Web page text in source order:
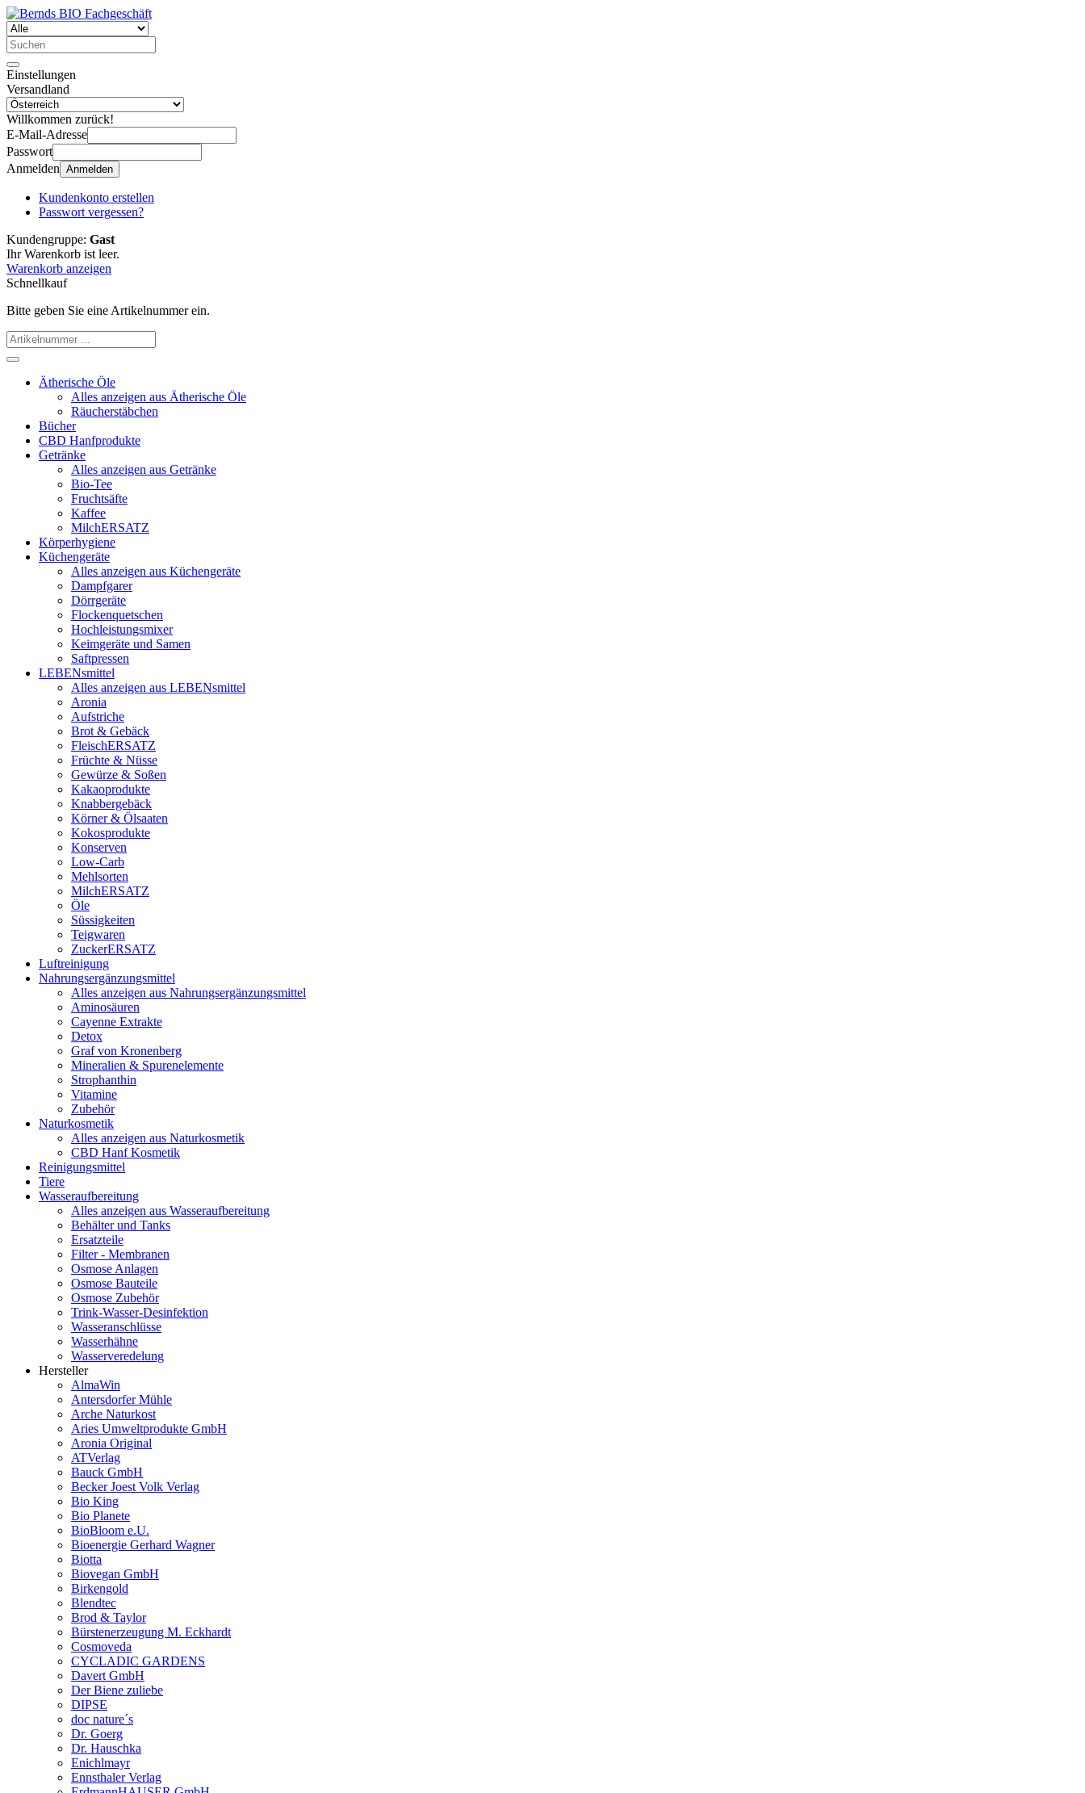
Einstellungen
Versandland
Willkommen zurück!
E-Mail-Adresse
Passwort
Anmelden Anmelden
Kundenkonto erstellen
Passwort vergessen?
Kundengruppe: Gast
Ihr Warenkorb ist leer.
Warenkorb anzeigen
Schnellkauf
Bitte geben Sie eine Artikelnummer ein.
Ätherische Öle
Alles anzeigen aus Ätherische Öle
Räucherstäbchen
Bücher
CBD Hanfprodukte
Getränke
Alles anzeigen aus Getränke
Bio-Tee
Fruchtsäfte
Kaffee
MilchERSATZ
Körperhygiene
Küchengeräte
Alles anzeigen aus Küchengeräte
Dampfgarer
Dörrgeräte
Flockenquetschen
Hochleistungsmixer
Keimgeräte und Samen
Saftpressen
LEBENsmittel
Alles anzeigen aus LEBENsmittel
Aronia
Aufstriche
Brot & Gebäck
FleischERSATZ
Früchte & Nüsse
Gewürze & Soßen
Kakaoprodukte
Knabbergebäck
Körner & Ölsaaten
Kokosprodukte
Konserven
Low-Carb
Mehlsorten
MilchERSATZ
Öle
Süssigkeiten
Teigwaren
ZuckerERSATZ
Luftreinigung
Nahrungsergänzungsmittel
Alles anzeigen aus Nahrungsergänzungsmittel
Aminosäuren
Cayenne Extrakte
Detox
Graf von Kronenberg
Mineralien & Spurenelemente
Strophanthin
Vitamine
Zubehör
Naturkosmetik
Alles anzeigen aus Naturkosmetik
CBD Hanf Kosmetik
Reinigungsmittel
Tiere
Wasseraufbereitung
Alles anzeigen aus Wasseraufbereitung
Behälter und Tanks
Ersatzteile
Filter - Membranen
Osmose Anlagen
Osmose Bauteile
Osmose Zubehör
Trink-Wasser-Desinfektion
Wasseranschlüsse
Wasserhähne
Wasserveredelung
Hersteller
AlmaWin
Antersdorfer Mühle
Arche Naturkost
Aries Umweltprodukte GmbH
Aronia Original
ATVerlag
Bauck GmbH
Becker Joest Volk Verlag
Bio King
Bio Planete
BioBloom e.U.
Bioenergie Gerhard Wagner
Biotta
Biovegan GmbH
Birkengold
Blendtec
Brod & Taylor
Bürstenerzeugung M. Eckhardt
Cosmoveda
CYCLADIC GARDENS
Davert GmbH
Der Biene zuliebe
DIPSE
doc nature´s
Dr. Goerg
Dr. Hauschka
Enichlmayr
Ennsthaler Verlag